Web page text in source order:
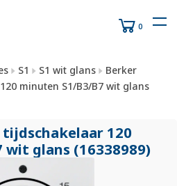
0
S1 S1 wit glans
Berker
minuten S1/B3/B7 wit glans
120
wit glans (16338989)